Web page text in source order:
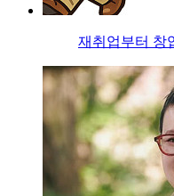
재취업부터 창